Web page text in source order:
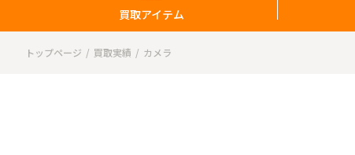
買取アイテム
トップページ 買取実績 カメラ